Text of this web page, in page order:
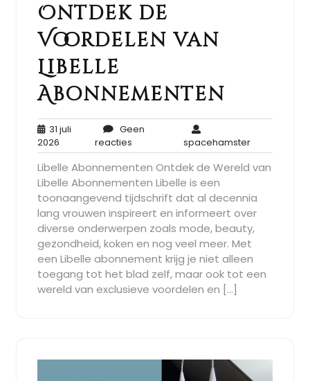
Ontdek de
Voordelen van
Libelle
Abonnementen
31 juli
2026
juli
2026
Geen
reacties
reacties
spacehamster
Libelle Abonnementen Ontdek de Wereld van
Libelle Abonnementen Libelle is een
toonaangevend tijdschrift dat al decennia
lang vrouwen inspireert en informeert over
diverse onderwerpen zoals mode, beauty,
gezondheid, koken en nog veel meer. Met
een Libelle abonnement krijg je niet alleen
toegang tot het blad zelf, maar ook tot een
wereld van exclusieve voordelen en […]